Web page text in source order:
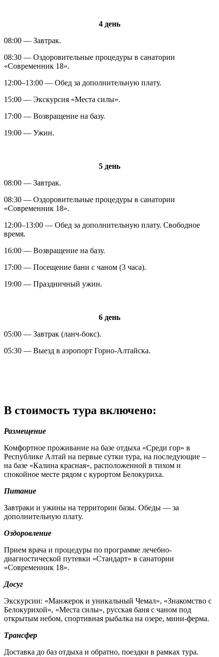
4 день
08:00 — Завтрак.
08:30 — Оздоровительные процедуры в санатории
«Современник 18».
12:00–13:00 — Обед за дополнительную плату.
15:00 — Экскурсия «Места силы».
17:00 — Возвращение на базу.
19:00 — Ужин.
5 день
08:00 — Завтрак.
08:30 — Оздоровительные процедуры в санатории
«Современник 18».
12:00–13:00 — Обед за дополнительную плату. Свободное
время.
16:00 — Возвращение на базу.
17:00 — Посещение бани с чаном (3 часа).
19:00 — Праздничный ужин.
6 день
05:00 — Завтрак (ланч-бокс).
05:30 — Выезд в аэропорт Горно-Алтайска.
В стоимость тура включено:
Размещение
Комфортное проживание на базе отдыха «Среди гор» в
Республике Алтай на первые сутки тура, на последующие –
на базе «Калина красная», расположенной в тихом и
спокойное месте рядом с курортом Белокуриха.
Питание
Завтраки и ужины на территории базы. Обеды — за
дополнительную плату.
Оздоровление
Прием врача и процедуры по программе лечебно-
диагностической путевки «Стандарт» в санатории
«Современник 18».
Досуг
Экскурсии: «Манжерок и уникальный Чемал», «Знакомство с
Белокурихой», «Места силы», русская баня с чаном под
открытым небом, спортивная рыбалка на озере, мини-ферма.
Трансфер
Доставка до баз отдыха и обратно, поездки в рамках тура.